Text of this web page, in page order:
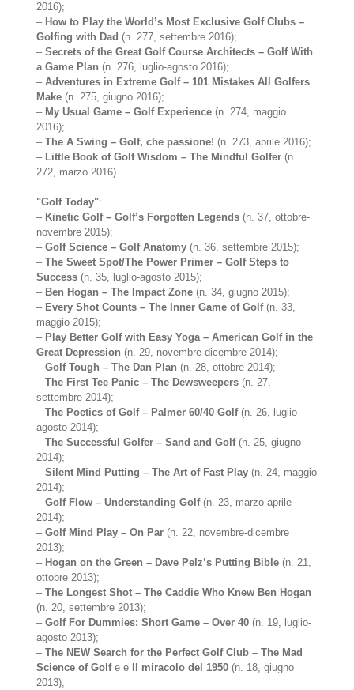
2016);
– How to Play the World’s Most Exclusive Golf Clubs –
Golfing with Dad (n. 277, settembre 2016);
–Secrets of the Great Golf Course Architects – Golf With
a Game Plan (n. 276, luglio-agosto 2016);
–Adventures in Extreme Golf – 101 Mistakes All Golfers
Make (n. 275, giugno 2016);
– My Usual Game – Golf Experience (n. 274, maggio
2016);
–The A Swing – Golf, che passione! (n. 273, aprile 2016);
– Little Book of Golf Wisdom – The Mindful Golfer (n.
272, marzo 2016).
"Golf Today":
– Kinetic Golf – Golf’s Forgotten Legends (n. 37, ottobre-
novembre 2015);
–Golf Science – Golf Anatomy (n. 36, settembre 2015);
–The Sweet Spot/The Power Primer – Golf Steps to
Success (n. 35, luglio-agosto 2015);
– Ben Hogan – The Impact Zone (n. 34, giugno 2015);
– Every Shot Counts – The Inner Game of Golf(n. 33,
maggio 2015);
– Play Better Golf with Easy Yoga – American Golf in the
Great Depression (n. 29, novembre-dicembre 2014);
–Golf Tough – The Dan Plan (n. 28, ottobre 2014);
–The First Tee Panic – The Dewsweepers (n. 27,
settembre 2014);
–The Poetics of Golf – Palmer 60/40 Golf(n. 26, luglio-
agosto 2014);
–The Successful Golfer – Sand and Golf(n. 25, giugno
2014);
–Silent Mind Putting – The Art of Fast Play (n. 24, maggio
2014);
–Golf Flow – Understanding Golf(n. 23, marzo-aprile
2014);
–Golf Mind Play – On Par (n. 22, novembre-dicembre
2013);
– Hogan on the Green – Dave Pelz’s Putting Bible (n. 21,
ottobre 2013);
–The Longest Shot – The Caddie Who Knew Ben Hogan
(n. 20, settembre 2013);
–Golf For Dummies: Short Game – Over 40 (n. 19, luglio-
agosto 2013);
–The NEW Search for the Perfect Golf Club – The Mad
Science of Golfe e Il miracolo del 1950 (n. 18, giugno
2013);